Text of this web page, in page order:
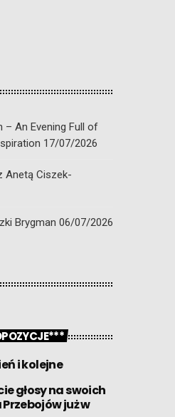
– An Evening Full of
17/07/2026
Anetą Ciszek-
Brygman 06/07/2026
i kolejne
głosy na swoich
już w